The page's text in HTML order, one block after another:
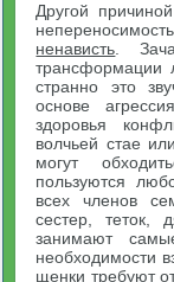
Другой
ненависть .
трансформации
странно это
основе
здоровья
волчьей стае
могут
пользуются
всех членов
сестер, теток,
занимают
необходимости
щенки требуют